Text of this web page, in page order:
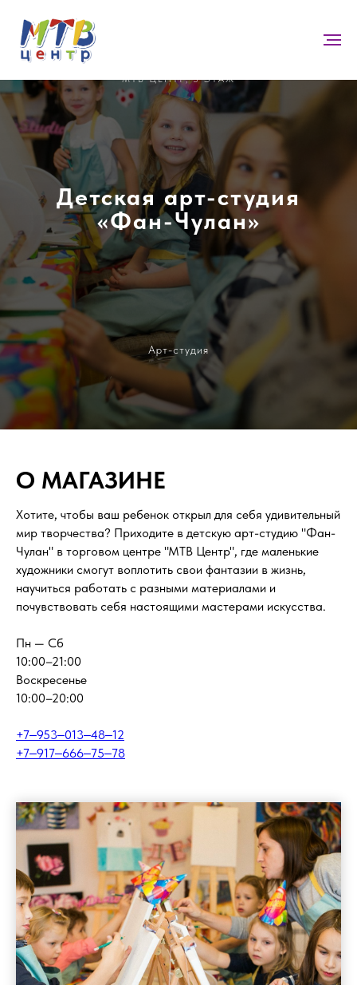
Детская арт-студия
«Фан-Чулан»
МТВ ЦЕНТР, 5 ЭТАЖ
Арт-студия
О МАГАЗИНЕ
Хотите, чтобы ваш ребенок открыл для себя удивительный
мир творчества? Приходите в детскую арт-студию "Фан-
Чулан" в торговом центре "МТВ Центр", где маленькие
художники смогут воплотить свои фантазии в жизнь,
научиться работать с разными материалами и
почувствовать себя настоящими мастерами искусства.
Пн — Сб
10:00–21:00
Воскресенье
10:00–20:00
+7‒953‒013‒48‒12
+7‒917‒666‒75‒78